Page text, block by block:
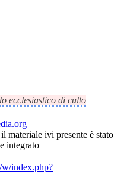
ecclesiastico di culto
il materiale ivi presente è stato
e integrato
w/index.php?